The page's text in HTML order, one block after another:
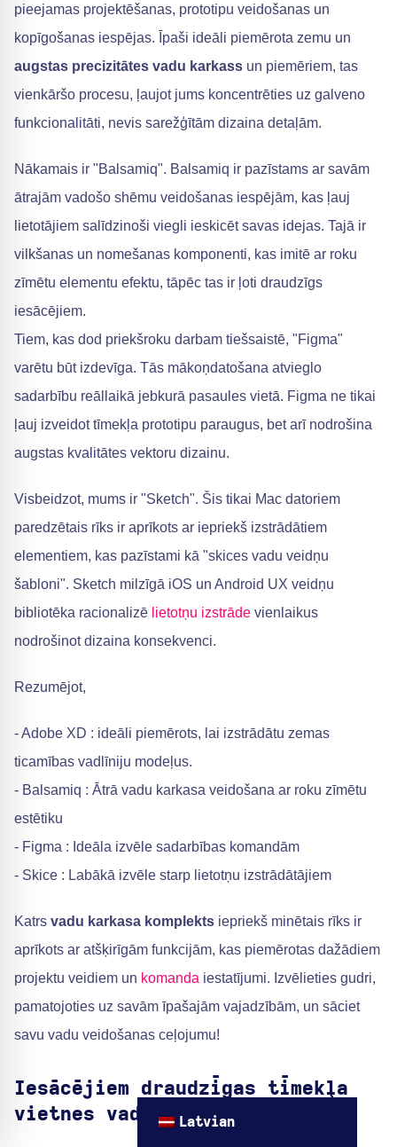
pieejamas projektēšanas, prototipu veidošanas un
kopīgošanas iespējas. Īpaši ideāli piemērota zemu un
augstas precizitātes vadu karkass un piemēriem, tas
vienkāršo procesu, ļaujot jums koncentrēties uz galveno
funkcionalitāti, nevis sarežģītām dizaina detaļām.
Nākamais ir "Balsamiq". Balsamiq ir pazīstams ar savām
ātrajām vadošo shēmu veidošanas iespējām, kas ļauj
lietotājiem salīdzinoši viegli ieskicēt savas idejas. Tajā ir
vilkšanas un nomešanas komponenti, kas imitē ar roku
zīmētu elementu efektu, tāpēc tas ir ļoti draudzīgs
iesācējiem.
Tiem, kas dod priekšroku darbam tiešsaistē, "Figma"
varētu būt izdevīga. Tās mākoņdatošana atvieglo
sadarbību reāllaikā jebkurā pasaules vietā. Figma ne tikai
ļauj izveidot tīmekļa prototipu paraugus, bet arī nodrošina
augstas kvalitātes vektoru dizainu.
Visbeidzot, mums ir "Sketch". Šis tikai Mac datoriem
paredzētais rīks ir aprīkots ar iepriekš izstrādātiem
elementiem, kas pazīstami kā "skices vadu veidņu
šabloni". Sketch milzīgā iOS un Android UX veidņu
bibliotēka racionalizē lietotņu izstrāde vienlaikus
nodrošinot dizaina konsekvenci.
Rezumējot,
- Adobe XD : ideāli piemērots, lai izstrādātu zemas
ticamības vadlīniju modeļus.
- Balsamiq : Ātrā vadu karkasa veidošana ar roku zīmētu
estētiku
- Figma : Ideāla izvēle sadarbības komandām
- Skice : Labākā izvēle starp lietotņu izstrādātājiem
Katrs vadu karkasa komplekts iepriekš minētais rīks ir
aprīkots ar atšķirīgām funkcijām, kas piemērotas dažādiem
projektu veidiem un komanda iestatījumi. Izvēlieties gudri,
pamatojoties uz savām īpašajām vajadzībām, un sāciet
savu vadu veidošanas ceļojumu!
Iesācējiem draudzīgas tīmekļa
vietnes vadu karkasa veidnes
Latvian